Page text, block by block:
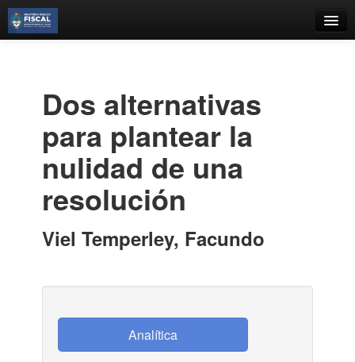
Estantes Virtuales
Contacto
Iniciar sesión
Dos alternativas
para plantear la
nulidad de una
resolución
Viel Temperley, Facundo